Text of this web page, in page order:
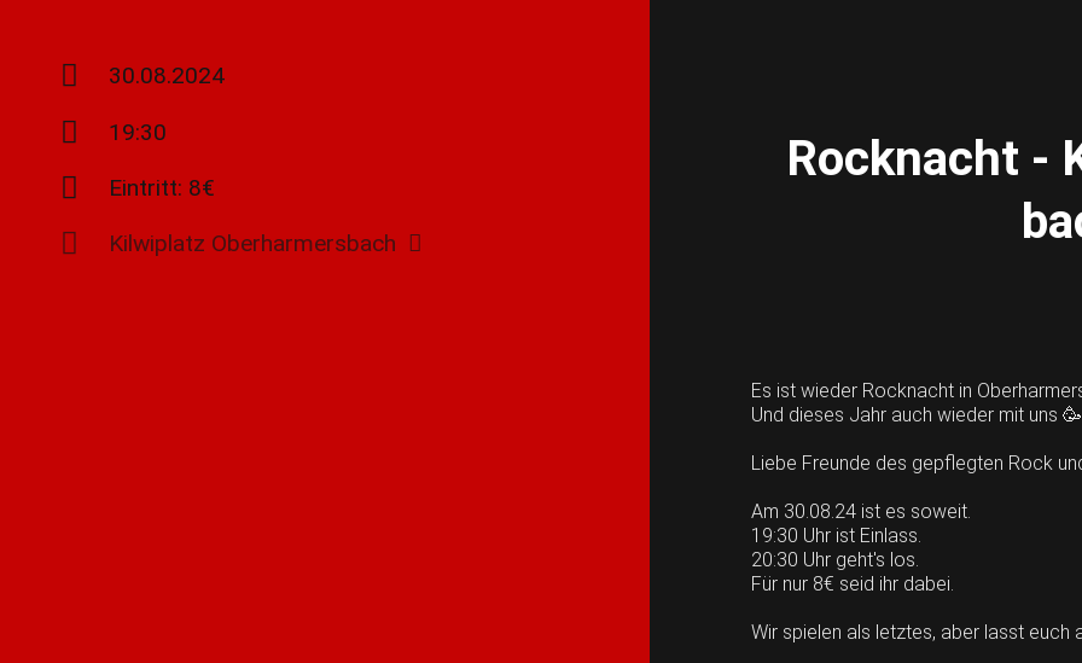
Shop
Kontakt
30.08.2024
19:30
Eintritt: 8€
Kilwiplatz Oberharmersbach
Rocknacht -
Es ist wieder Rocknacht in
Und dieses Jahr auch wieder mit uns 🥳
Liebe Freunde des gepflegten Rock
Am 30.08.24 ist es soweit.
19:30 Uhr ist Einlass.
20:30 Uhr geht's los.
Für nur 8€ seid ihr dabei.
Wir spielen als letztes, aber lasst euch